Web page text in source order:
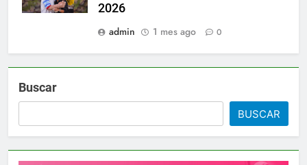
2026
admin
1 mes ago 0
Buscar
BUSCAR